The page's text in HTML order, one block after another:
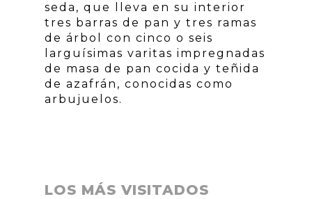
seda, que lleva en su interior
tres barras de pan y tres ramas
de árbol con cinco o seis
larguísimas varitas impregnadas
de masa de pan cocida y teñida
de azafrán, conocidas como
arbujuelos.
LOS MÁS VISITADOS